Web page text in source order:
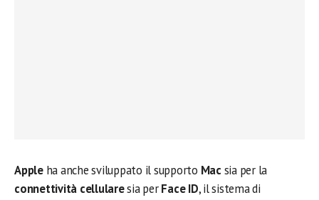
Apple ha anche sviluppato il supporto Mac sia per la
connettività cellularesia perFace ID, il sistema di